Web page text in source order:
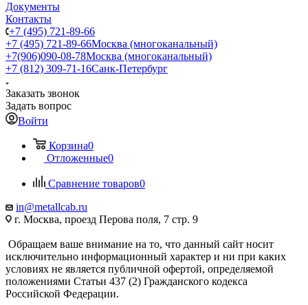
Документы
Контакты
+7 (495) 721-89-66
+7 (495) 721-89-66Москва (многоканальный)
+7(906)090-08-78Москва (многоканальный)
+7 (812) 309-71-16Санк-Петербург
Заказать звонок
Задать вопрос
Войти
Корзина0
Отложенные0
Сравнение товаров0
in@metallcab.ru
г. Москва, проезд Перова поля, 7 стр. 9
Обращаем ваше внимание на то, что данный сайт носит
исключительно информационный характер и ни при каких
условиях не является публичной офертой, определяемой
положениями Статьи 437 (2) Гражданского кодекса
Российской Федерации.